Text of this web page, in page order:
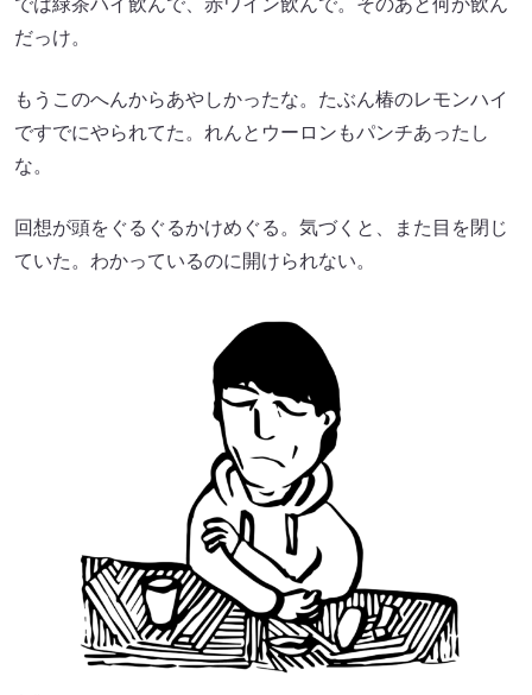
では緑茶ハイ飲んで、赤ワイン飲んで。そのあと何か飲ん
だっけ。
もうこのへんからあやしかったな。たぶん椿のレモンハイ
ですでにやられてた。れんとウーロンもパンチあったし
な。
回想が頭をぐるぐるかけめぐる。気づくと、また目を閉じ
ていた。わかっているのに開けられない。